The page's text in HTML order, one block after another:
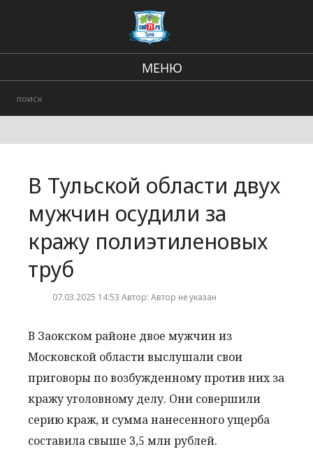
МЕНЮ
Городские события
В Тульской области двух
мужчин осудили за
кражу полиэтиленовых
труб
07.03.2025 14:53 Автор: Автор не указан
В Заокском районе двое мужчин из
Московской области выслушали свои
приговоры по возбужденному против них за
кражу уголовному делу. Они совершили
серию краж, и сумма нанесенного ущерба
составила свыше 3,5 млн рублей.